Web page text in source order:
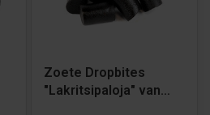
Zoete Dropbites
"Lakritsipaloja" van